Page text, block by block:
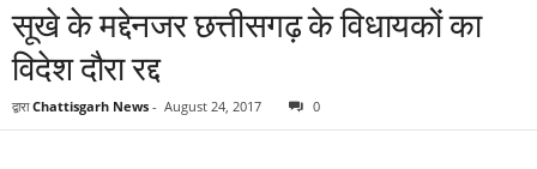
सूखे के मद्देनजर छत्तीसगढ़ के विधायकों का
विदेश दौरा रद्द
द्वारा Chattisgarh News - August 24, 2017 0